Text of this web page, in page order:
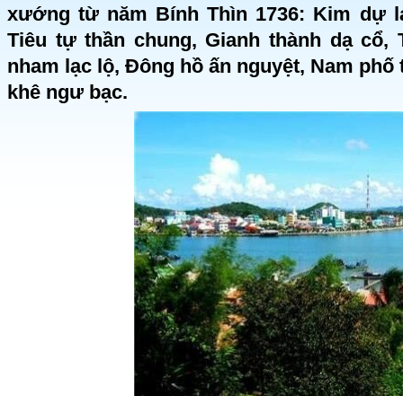
xướng từ năm Bính Thìn 1736: Kim dự
Tiêu tự thần chung, Gianh thành dạ cổ,
nham lạc lộ, Đông hồ ấn nguyệt, Nam
khê ngư bạc.